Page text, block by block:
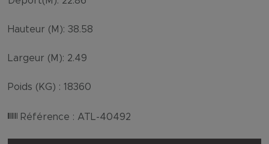
Hauteur (M): 38.58
Largeur (M): 2.49
Poids (KG) : 18360
Référence : ATL-40492